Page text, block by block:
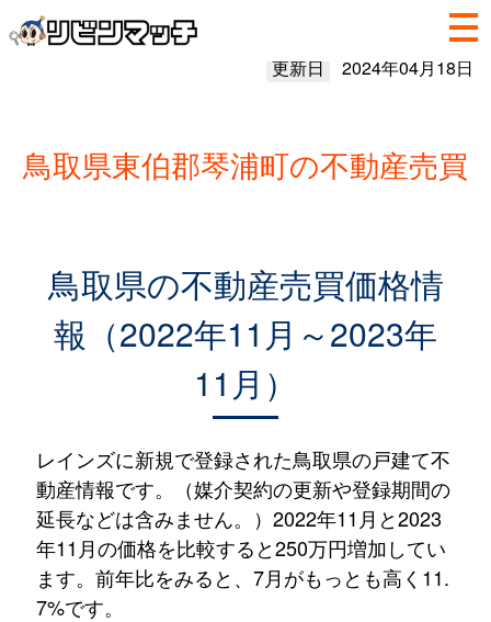
更新日 2024年04月18日
鳥取県東伯郡琴浦町の不動産売買
鳥取県の不動産売買価格情
報（2022年11月～2023年
11月）
レインズに新規で登録された鳥取県の戸建て不
動産情報です。（媒介契約の更新や登録期間の
延長などは含みません。）2022年11月と2023
年11月の価格を比較すると250万円増加してい
ます。前年比をみると、7月がもっとも高く11.
7%です。